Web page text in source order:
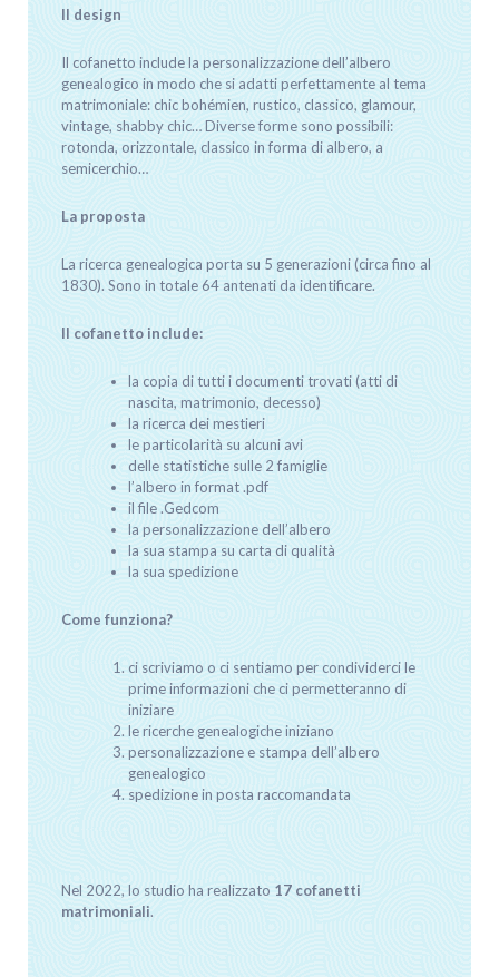
Il design
Il cofanetto include la personalizzazione dell’albero
genealogico in modo che si adatti perfettamente al tema
matrimoniale: chic bohémien, rustico, classico, glamour,
vintage, shabby chic… Diverse forme sono possibili:
rotonda, orizzontale, classico in forma di albero, a
semicerchio…
La proposta
La ricerca genealogica porta su 5 generazioni (circa fino al
1830). Sono in totale 64 antenati da identificare.
Il cofanetto include:
la copia di tutti i documenti trovati (atti di
nascita, matrimonio, decesso)
la ricerca dei mestieri
le particolarità su alcuni avi
delle statistiche sulle 2 famiglie
l’albero in format .pdf
il file .Gedcom
la personalizzazione dell’albero
la sua stampa su carta di qualità
la sua spedizione
Come funziona?
ci scriviamo o ci sentiamo per condividerci le
prime informazioni che ci permetteranno di
iniziare
le ricerche genealogiche iniziano
personalizzazione e stampa dell’albero
genealogico
spedizione in posta raccomandata
Nel 2022, lo studio ha realizzato 17 cofanetti
matrimoniali.